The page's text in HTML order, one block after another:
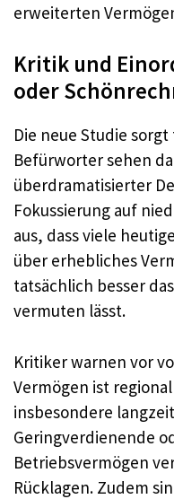
erweiterten
Kritik und
oder
Die neue Studie
Befürworter sehen
überdramatisierter
Fokussierung auf
aus, dass viele
über erhebliches
tatsächlich besser
vermuten lässt.
Kritiker warnen vor
Vermögen ist
insbesondere
Geringverdienende
Betriebsvermögen
Rücklagen. Zudem